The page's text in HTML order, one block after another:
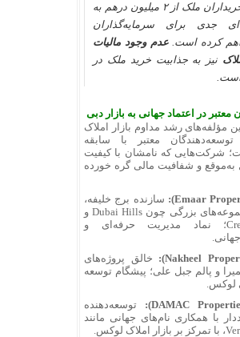
برای خریداران ملک از ۲ میلیون درهم به
جدی برای سرمایه‌گذاران
کرده است.عدم وجود مالیات
نیز به جذابیت خرید ملک در
است.
در اعتماد جهانی به بازار دبی
مؤلفه‌های رشد مداوم بازار املاک
معتبر با سابقه
شرکت‌هایی که نامشان با کیفیت
و شفافیت مالی گره خورده
سازنده برج خلیفه،
دبی مال و مجموعه‌های بزرگی چون Dubai Hills و
Creek Harbour؛ نماد مدیریت حرفه‌ای و
خالق پروژه‌های
و پالم جبل علی؛ پیشگام توسعه
لوکس.
توسعه‌دهنده
با همکاری نام‌های جهانی مانند